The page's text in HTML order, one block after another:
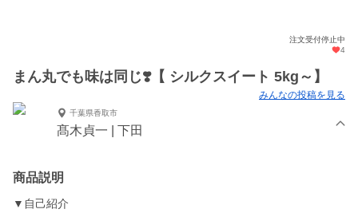
注文受付停止中
4
まん丸でも味は同じ❣️【 シルクスイート 5kg～】
みんなの投稿を見る
千葉県香取市
髙木貞一 | 下田
商品説明
▼自己紹介